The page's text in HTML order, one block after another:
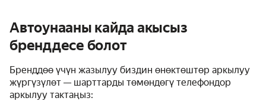
Автоунааны кайда акысыз
бренддесе болот
Бренддөө үчүн жазылуу биздин өнөктөштөр аркылуу
жүргүзүлөт — шарттарды төмөндөгү телефондор
аркылуу тактаңыз: